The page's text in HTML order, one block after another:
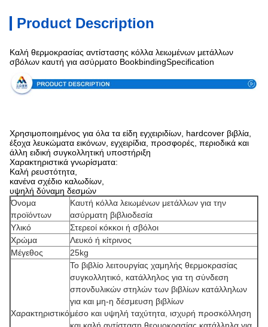
Product Description
Καλή θερμοκρασίας αντίστασης κόλλα λειωμένων μετάλλων
σβόλων καυτή για ασύρματο BookbindingSpecification
Χρησιμοποιημένος για όλα τα είδη εγχειριδίων, hardcover βιβλία,
έξοχα λευκώματα εικόνων, εγχειρίδια, προσφορές, περιοδικά και
άλλη ειδική συγκολλητική υποστήριξη
Χαρακτηριστικά γνωρίσματα:
Καλή ρευστότητα,
κανένα σχέδιο καλωδίων,
υψηλή δύναμη δεσμών
Όνομα
προϊόντων
Καυτή κόλλα λειωμένων μετάλλων για την
ασύρματη βιβλιοδεσία
Υλικό
Στερεοί κόκκοι ή σβόλοι
Χρώμα
Λευκό ή κίτρινος
Μέγεθος
25kg
Χαρακτηριστικό
Το βιβλίο λειτουργίας χαμηλής θερμοκρασίας
συγκολλητικό, κατάλληλος για τη σύνδεση
σπονδυλικών στηλών των βιβλίων κατάλληλων
για και μη-η δέσμευση βιβλίων
μέσο και υψηλή ταχύτητα, ισχυρή προσκόλληση
και καλή αντίσταση θερμοκρασίας κατάλληλα για